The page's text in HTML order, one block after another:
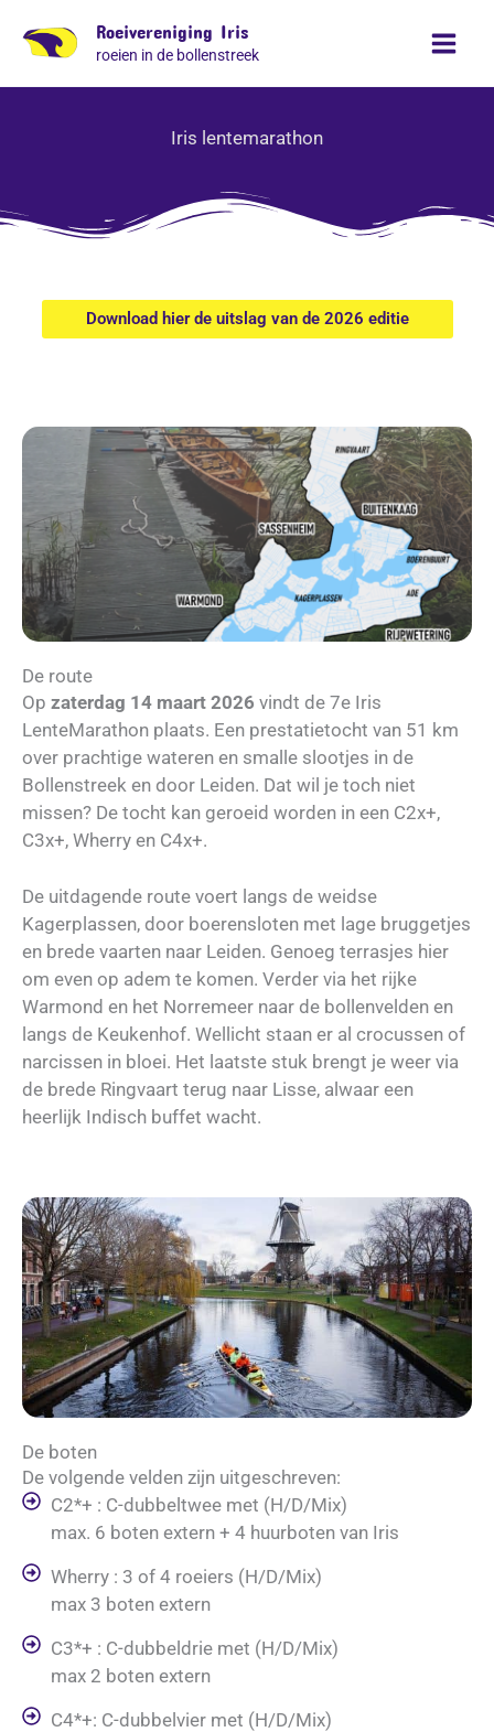
naar
Roeivereniging Iris
roeien in de bollenstreek
Iris lentemarathon
Download hier de uitslag van de 2026 editie
De route
Op zaterdag 14 maart 2026 vindt de 7e Iris
LenteMarathon plaats. Een prestatietocht van 51 km
over prachtige wateren en smalle slootjes in de
Bollenstreek en door Leiden. Dat wil je toch niet
missen? De tocht kan geroeid worden in een C2x+,
C3x+, Wherry en C4x+.
De uitdagende route voert langs de weidse
Kagerplassen, door boerensloten met lage bruggetjes
en brede vaarten naar Leiden. Genoeg terrasjes hier
om even op adem te komen. Verder via het rijke
Warmond en het Norremeer naar de bollenvelden en
langs de Keukenhof. Wellicht staan er al crocussen of
narcissen in bloei. Het laatste stuk brengt je weer via
de brede Ringvaart terug naar Lisse, alwaar een
heerlijk Indisch buffet wacht.
De boten
De volgende velden zijn uitgeschreven:
C2*+ : C-dubbeltwee met (H/D/Mix)
max. 6 boten extern + 4 huurboten van Iris
Wherry : 3 of 4 roeiers (H/D/Mix)
max 3 boten extern
C3*+ : C-dubbeldrie met (H/D/Mix)
max 2 boten extern
C4*+: C-dubbelvier met (H/D/Mix)